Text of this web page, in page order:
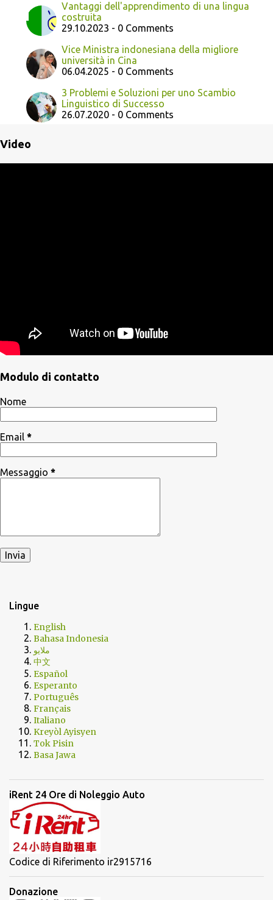
Vantaggi dell'apprendimento di una lingua
costruita
29.10.2023 - 0 Comments
Vice Ministra indonesiana della migliore
università in Cina
06.04.2025 - 0 Comments
3 Problemi e Soluzioni per uno Scambio
Linguistico di Successo
26.07.2020 - 0 Comments
Video
Modulo di contatto
Nome
Email *
Messaggio *
Lingue
English
Bahasa Indonesia
ملايو
中文
Español
Esperanto
Português
Français
Italiano
Kreyòl Ayisyen
Tok Pisin
Basa Jawa
iRent 24 Ore di Noleggio Auto
Codice di Riferimento ir2915716
Donazione